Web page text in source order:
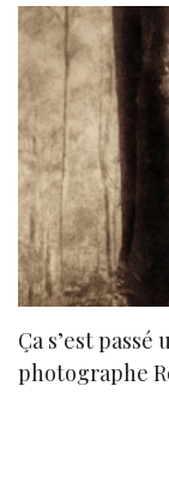
Ça s’est
photographe